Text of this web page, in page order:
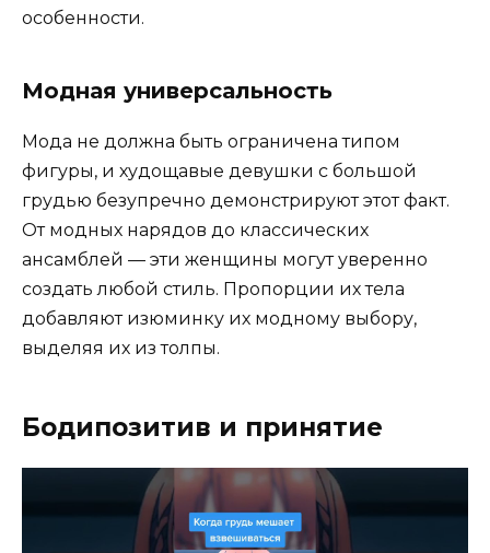
особенности.
Модная универсальность
Мода не должна быть ограничена типом
фигуры, и худощавые девушки с большой
грудью безупречно демонстрируют этот факт.
От модных нарядов до классических
ансамблей — эти женщины могут уверенно
создать любой стиль. Пропорции их тела
добавляют изюминку их модному выбору,
выделяя их из толпы.
Бодипозитив и принятие